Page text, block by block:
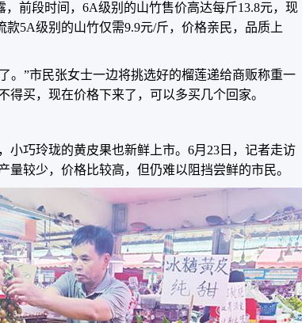
，前段时间，6A级别的山竹售价高达每斤13.8元，现
款5A级别的山竹仅需9.9元/斤，价格亲民，品质上
。”市民张女士一边将挑选好的榴莲递给商贩称重一
得买，现在价格下来了，可以多买几个回家。
小巧玲珑的黄皮果也新鲜上市。6月23日，记者走访
量较少，价格比较高，但仍难以阻挡尝鲜的市民。